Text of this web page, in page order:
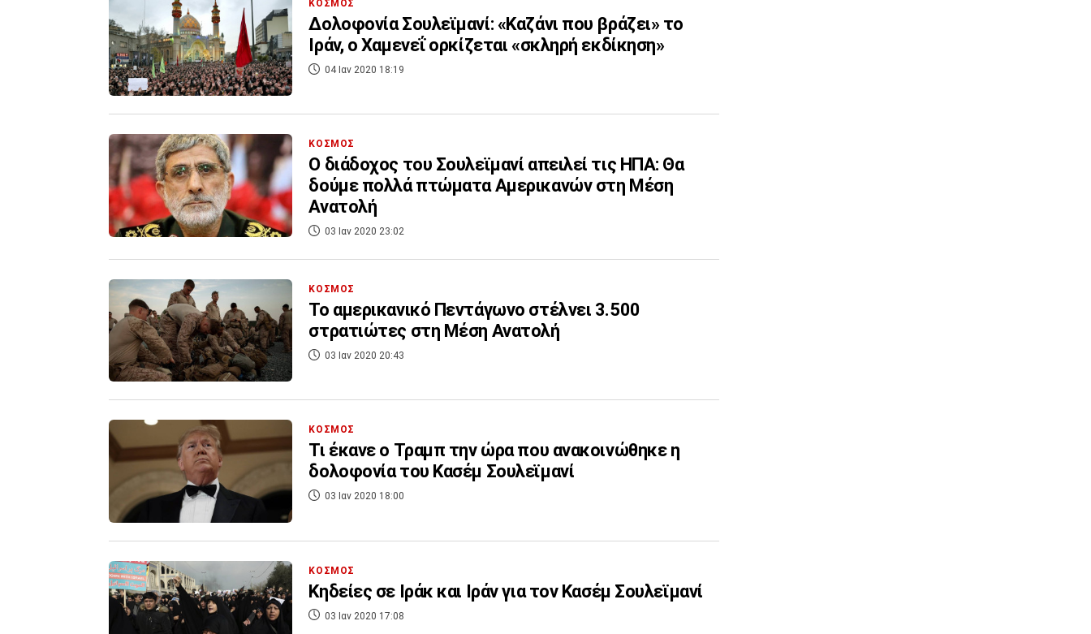
ΚΟΣΜΟΣ
Δολοφονία Σουλεϊμανί: «Καζάνι που βράζει» το
Ιράν, ο Χαμενεΐ ορκίζεται «σκληρή εκδίκηση»
04 Ιαν 2020 18:19
ΚΟΣΜΟΣ
Ο διάδοχος του Σουλεϊμανί απειλεί τις ΗΠΑ: Θα
δούμε πολλά πτώματα Αμερικανών στη Μέση
Ανατολή
03 Ιαν 2020 23:02
ΚΟΣΜΟΣ
Το αμερικανικό Πεντάγωνο στέλνει 3.500
στρατιώτες στη Μέση Ανατολή
03 Ιαν 2020 20:43
ΚΟΣΜΟΣ
Τι έκανε ο Τραμπ την ώρα που ανακοινώθηκε η
δολοφονία του Κασέμ Σουλεϊμανί
03 Ιαν 2020 18:00
ΚΟΣΜΟΣ
Κηδείες σε Ιράκ και Ιράν για τον Κασέμ Σουλεϊμανί
03 Ιαν 2020 17:08